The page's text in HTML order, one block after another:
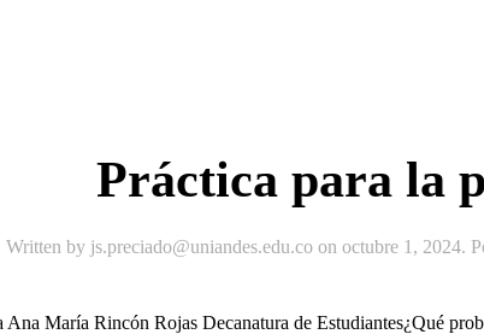
Práctica para la
Written by js.preciado@uniandes.edu.co on octubre 1, 2024.
Ana María Rincón Rojas Decanatura de Estudiantes¿Qué